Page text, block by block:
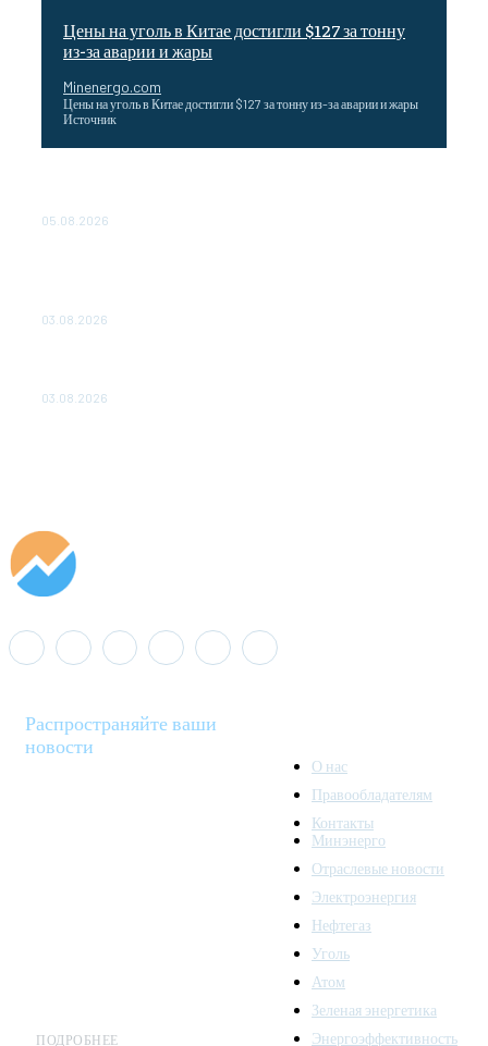
Цены на уголь в Китае достигли $127 за тонну
из-за аварии и жары
Minenergo.com
Цены на уголь в Китае достигли $127 за тонну из-за аварии и жары
Источник
05.08.2026
03.08.2026
03.08.2026
Распространяйте ваши
новости
ПОДРОБНЕЕ
О нас
Правообладателям
Контакты
Минэнерго
Отраслевые новости
Электроэнергия
Нефтегаз
Уголь
Атом
Зеленая энергетика
Энергоэффективность